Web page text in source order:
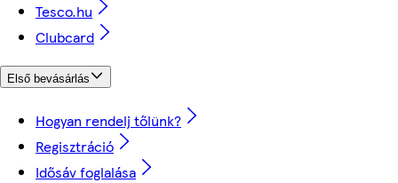
Tesco.hu
Clubcard
Első bevásárlás
Hogyan rendelj tőlünk?
Regisztráció
Idősáv foglalása